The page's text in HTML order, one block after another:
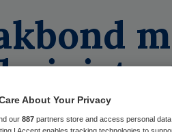
sabelen
About Your Privacy
our 887 partners store and access personal